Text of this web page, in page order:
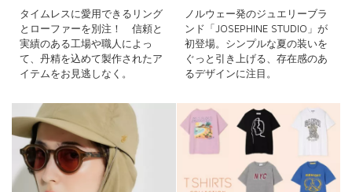
タイムレスに愛用できるリング
とローファーを別注！ 信頼と
実績のある工場や職人によっ
て、丹精を込めて製作されたア
イテムをお見逃しなく。
ノルウェー発のジュエリーブラ
ンド「JOSEPHINE STUDIO」が
初登場。シンプルな夏の装いを
ぐっと引き上げる、存在感のあ
るデザインに注目。